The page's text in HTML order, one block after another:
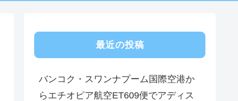
最近の投稿
バンコク・スワンナプーム国際空港か
らエチオピア航空ET609便でアディス